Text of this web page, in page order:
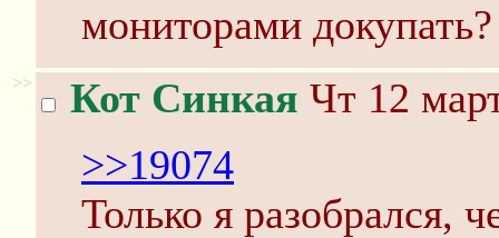
мониторами докупать?
>> Кот Синкая Чт 12
>>19074
Только я разобрался,